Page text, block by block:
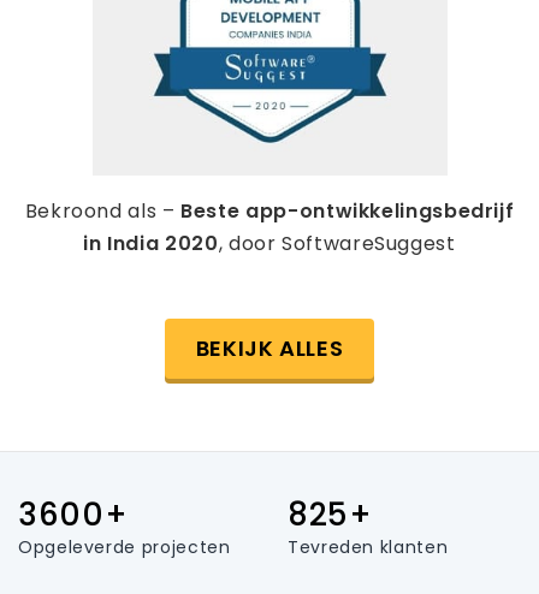
Bekroond als – Beste app-ontwikkelingsbedrijf
in India 2020, door SoftwareSuggest
BEKIJK ALLES
3600+
Opgeleverde projecten
825+
Tevreden klanten